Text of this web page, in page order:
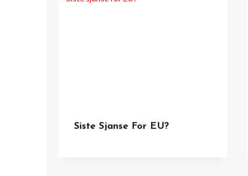
Siste Sjanse For EU?